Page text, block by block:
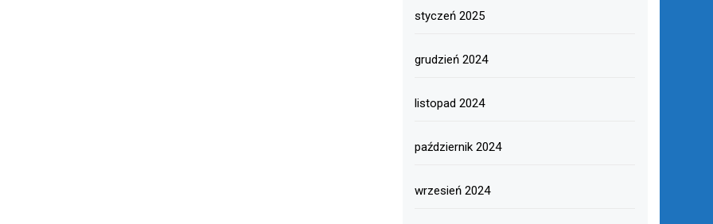
styczeń 2025
grudzień 2024
listopad 2024
październik 2024
wrzesień 2024